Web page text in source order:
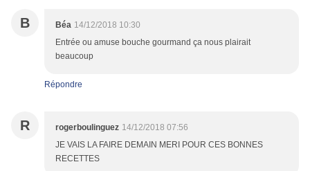
B Béa 14/12/2018 10:30
Entrée ou amuse bouche gourmand ça nous plairait
beaucoup
Répondre
R rogerboulinguez 14/12/2018 07:56
JE VAIS LA FAIRE DEMAIN MERI POUR CES BONNES
RECETTES